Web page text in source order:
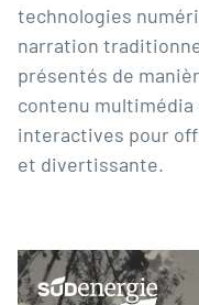
technologies
narration
présentés de
contenu
interactives pour
et divertissante.